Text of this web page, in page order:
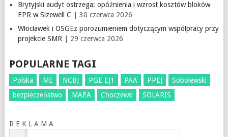
Brytyjski audyt ostrzega: opóźnienia i wzrost kosztów bloków
EPR w Sizewell C | 30 czerwca 2026
Włocławek i OSGEz porozumieniem dotyczącym współpracy przy
projekcie SMR| 29 czerwca 2026
POPULARNE TAGI
Polska ME NCBJ PGE EJ1 PAA PPEJ
Sobolewski
bezpieczeństwo
MAEA Choczewo SOLARIS
R E K L A M A